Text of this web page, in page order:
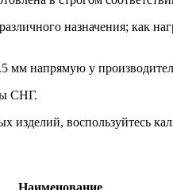
назначения; как
мм напрямую у
СНГ.
воспользуйтесь
Наименование